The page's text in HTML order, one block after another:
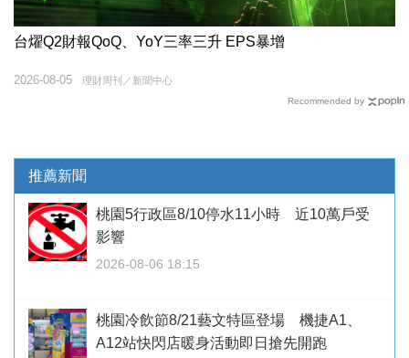
台燿Q2財報QoQ、YoY三率三升 EPS暴增
理財周刊／新聞中心
2026-08-05
Recommended by
推薦新聞
桃園5行政區8/10停水11小時 近10萬戶受
影響
2026-08-06 18:15
桃園冷飲節8/21藝文特區登場 機捷A1、
A12站快閃店暖身活動即日搶先開跑